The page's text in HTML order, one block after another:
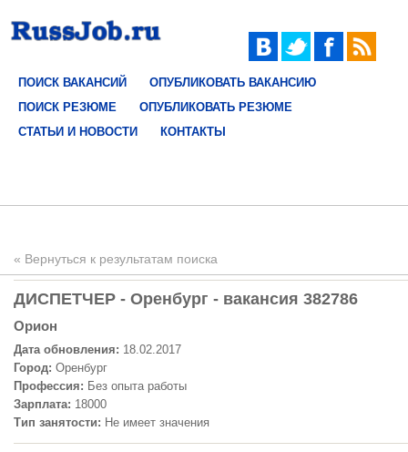
ПОИСК ВАКАНСИЙ
ОПУБЛИКОВАТЬ ВАКАНСИЮ
ПОИСК РЕЗЮМЕ
ОПУБЛИКОВАТЬ РЕЗЮМЕ
СТАТЬИ И НОВОСТИ
КОНТАКТЫ
« Вернуться к результатам поиска
ДИСПЕТЧЕР - Оренбург - вакансия 382786
Орион
Дата обновления: 18.02.2017
Город: Оренбург
Профессия: Без опыта работы
Зарплата: 18000
Тип занятости: Не имеет значения